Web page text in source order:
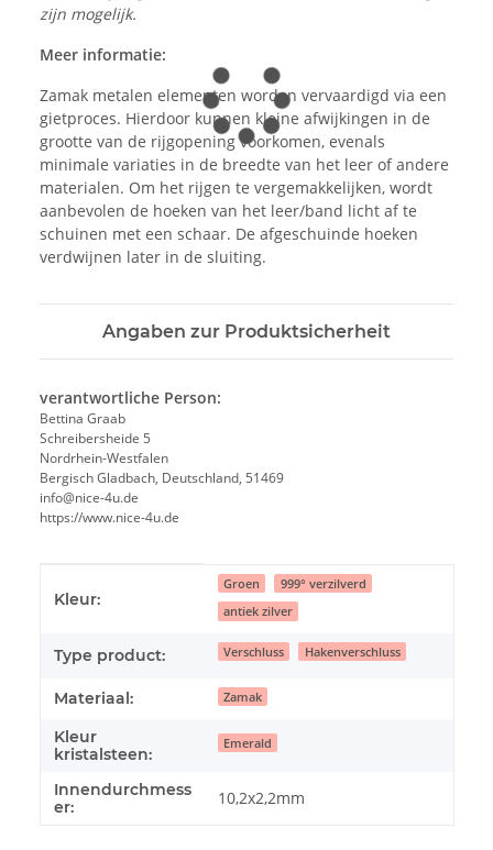
zijn mogelijk.
Meer informatie:
Zamak metalen elementen worden vervaardigd via een
gietproces. Hierdoor kunnen kleine afwijkingen in de
grootte van de rijgopening voorkomen, evenals
minimale variaties in de breedte van het leer of andere
materialen. Om het rijgen te vergemakkelijken, wordt
aanbevolen de hoeken van het leer/band licht af te
schuinen met een schaar. De afgeschuinde hoeken
verdwijnen later in de sluiting.
Angaben zur Produktsicherheit
verantwortliche Person:
Bettina Graab
Schreibersheide 5
Nordrhein-Westfalen
Bergisch Gladbach, Deutschland, 51469
info@nice-4u.de
https://www.nice-4u.de
#productDetails.itemInformation#
#productDetails.itemValue#
Kleur:
Groen
999° verzilverd
antiek zilver
Type product: Verschluss Hakenverschluss
Materiaal: Zamak
Kleur
kristalsteen:
Emerald
Innendurchmess
er:
10,2x2,2mm